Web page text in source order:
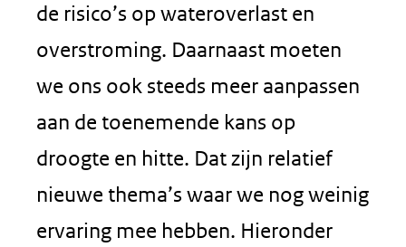
de risico’s op wateroverlast en
overstroming. Daarnaast moeten
we ons ook steeds meer aanpassen
aan de toenemende kans op
droogte en hitte. Dat zijn relatief
nieuwe thema’s waar we nog weinig
ervaring mee hebben. Hieronder